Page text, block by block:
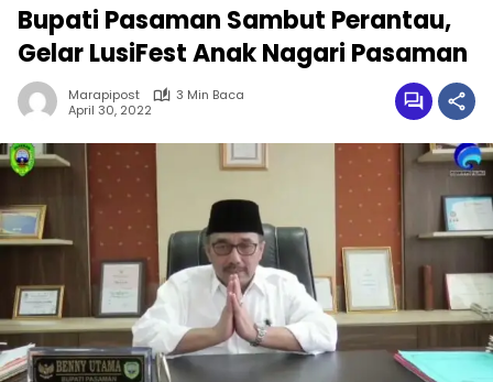
Bupati Pasaman Sambut Perantau,
Gelar LusiFest Anak Nagari Pasaman
Marapipost
3 Min Baca
April 30, 2022